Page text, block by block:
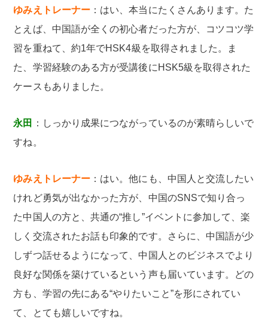
ゆみえトレーナー ：はい、本当にたくさんあります。た
とえば、中国語が全くの初心者だった方が、コツコツ学
習を重ねて、約1年でHSK4級を取得されました。ま
た、学習経験のある方が受講後にHSK5級を取得された
ケースもありました。
永田
：しっかり成果につながっているのが素晴らしいで
すね。
ゆみえトレーナー ：はい。他にも、中国人と交流したい
けれど勇気が出なかった方が、中国のSNSで知り合っ
た中国人の方と、共通の“推し”イベントに参加して、楽
しく交流されたお話も印象的です。さらに、中国語が少
しずつ話せるようになって、中国人とのビジネスでより
良好な関係を築けているという声も届いています。どの
方も、学習の先にある“やりたいこと”を形にされてい
て、とても嬉しいですね。